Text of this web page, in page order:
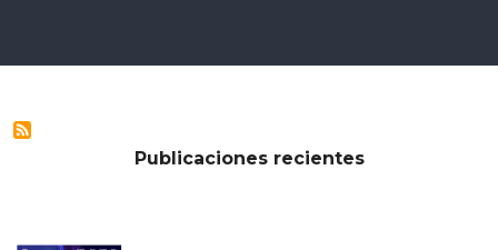
Publicaciones recientes